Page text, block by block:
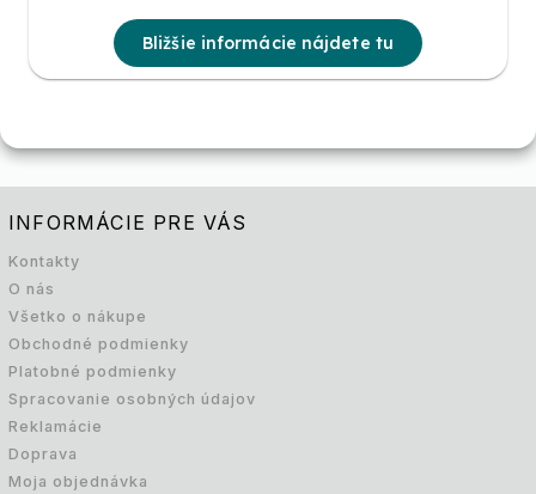
Bližšie informácie nájdete tu
INFORMÁCIE PRE VÁS
Kontakty
O nás
Všetko o nákupe
Obchodné podmienky
Platobné podmienky
Spracovanie osobných údajov
Reklamácie
Doprava
Moja objednávka